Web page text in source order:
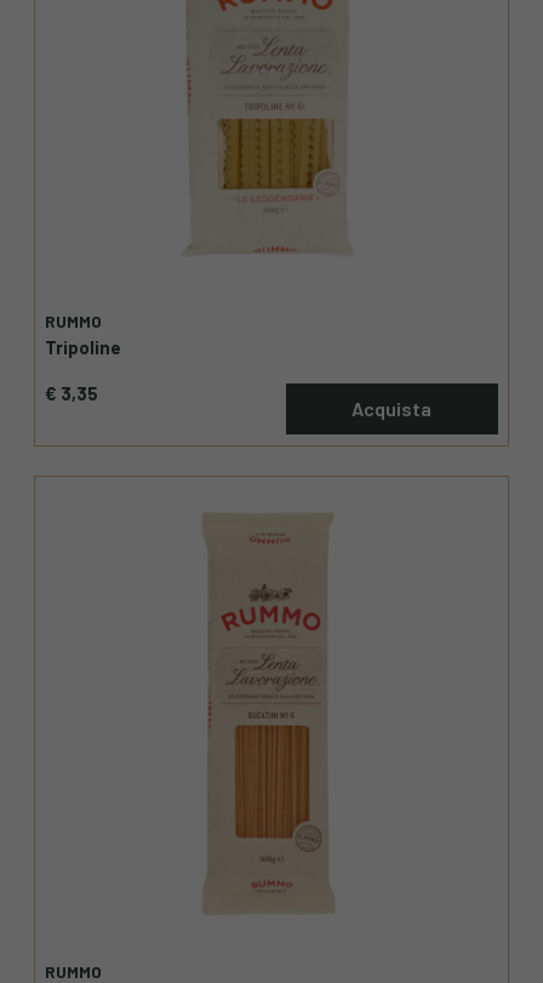
RUMMO
Tripoline
€ 3,35
Acquista
RUMMO